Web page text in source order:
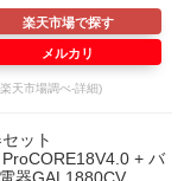
天市場調べ-詳細)
楽天市場で探す
メルカリ
ット
+ バ
器GAL1880CV